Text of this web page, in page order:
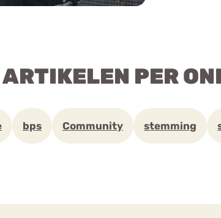
PER
bps Community stemming